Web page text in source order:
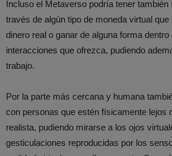
Incluso el Metaverso podría tener también
través de algún tipo de moneda virtual
dinero real o ganar de alguna forma
interacciones que ofrezca, pudiendo
trabajo.
Por la parte más cercana y humana
con personas que estén físicamente lejos
realista, pudiendo mirarse a los ojos
gesticulaciones reproducidas por los